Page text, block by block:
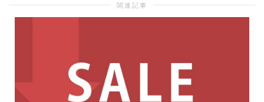
ン
関連記事